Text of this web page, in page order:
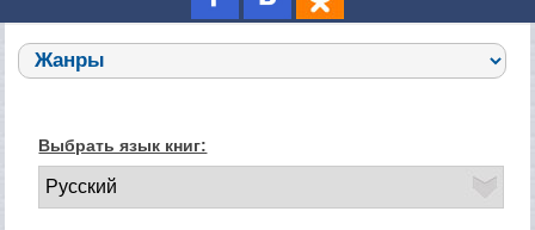
Выбрать язык книг: